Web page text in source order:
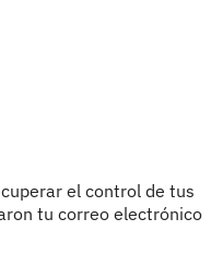
el control de tus
tu correo electrónico